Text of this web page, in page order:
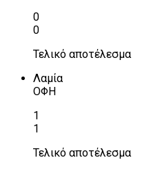
0
0
Τελικό αποτέλεσμα
Λαμία
ΟΦΗ
1
1
Τελικό αποτέλεσμα